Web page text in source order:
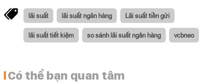
lãi suất lãi suất ngân hàng Lãi suất tiền gửi
lãi suất tiết kiệm so sánh lãi suất ngân hàng vcbneo
Có thể bạn quan tâm